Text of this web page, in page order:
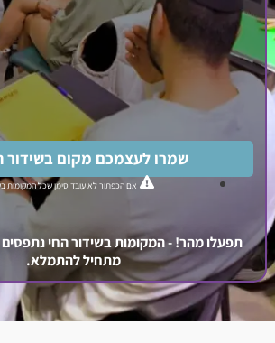
שמרו לעצמכם מקום בשידור החי!
אם הכפתור לא עובד סימן שכל המקומות בשידור החי נלקחו
- המקומות בשידור החי נתפסים במהירות
מתחיל להתמלא.